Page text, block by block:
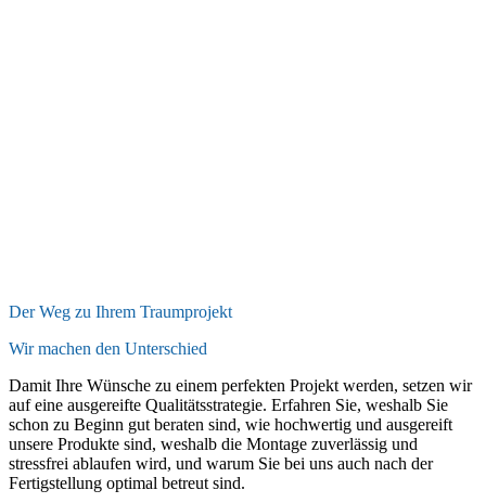
Der Weg zu Ihrem Traumprojekt
Wir machen den Unterschied
Damit Ihre Wünsche zu einem perfekten Projekt werden, setzen wir
auf eine ausgereifte Qualitätsstrategie. Erfahren Sie, weshalb Sie
schon zu Beginn gut beraten sind, wie hochwertig und ausgereift
unsere Produkte sind, weshalb die Montage zuverlässig und
stressfrei ablaufen wird, und warum Sie bei uns auch nach der
Fertigstellung optimal betreut sind.